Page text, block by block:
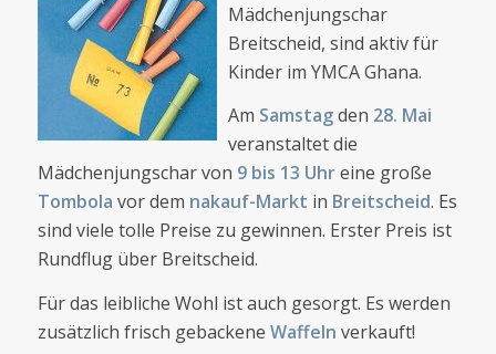
Mädchenjungschar
Breitscheid, sind aktiv für
Kinder im YMCA Ghana.
Am Samstagden 28. Mai
veranstaltet die
Mädchenjungschar von 9 bis 13 Uhreine große
Tombola vor dem nakauf-Markt in Breitscheid. Es
sind viele tolle Preise zu gewinnen. Erster Preis ist
Rundflug über Breitscheid.
Für das leibliche Wohl ist auch gesorgt. Es werden
zusätzlich frisch gebackene Waffeln verkauft!